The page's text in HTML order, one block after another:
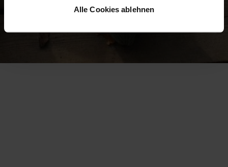
Alle Cookies ablehnen